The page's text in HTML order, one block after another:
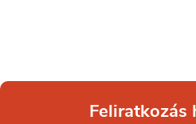
í
Feliratkozás